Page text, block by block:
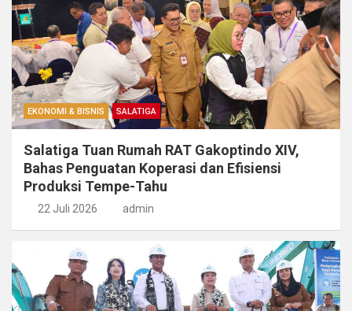
EKONOMI & BISNIS SALATIGA
Salatiga Tuan Rumah RAT Gakoptindo XIV,
Bahas Penguatan Koperasi dan Efisiensi
Produksi Tempe-Tahu
22 Juli 2026 admin